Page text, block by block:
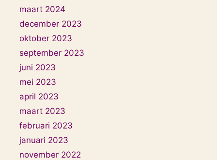
maart 2024
december 2023
oktober 2023
september 2023
juni 2023
mei 2023
april 2023
maart 2023
februari 2023
januari 2023
november 2022